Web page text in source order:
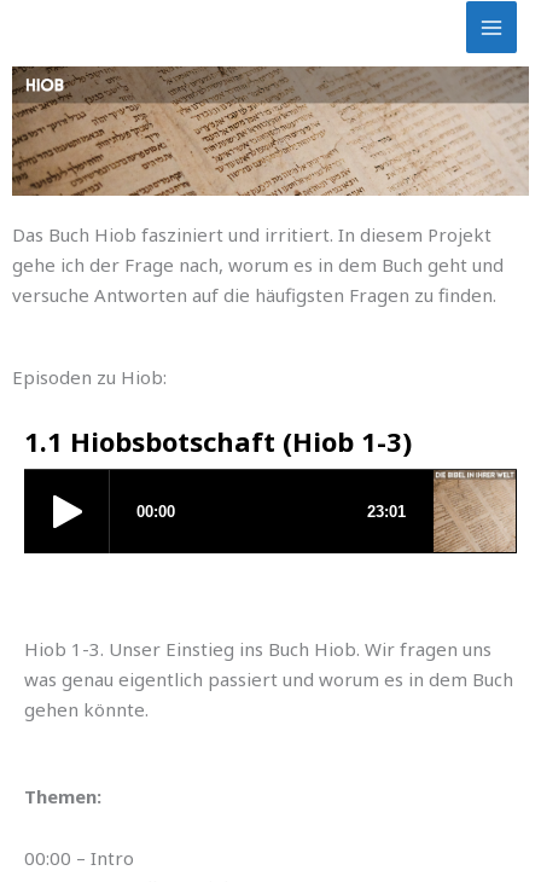
content
Das Buch Hiob fasziniert und irritiert. In diesem Projekt
gehe ich der Frage nach, worum es in dem Buch geht und
versuche Antworten auf die häufigsten Fragen zu finden.
Episoden zu Hiob:
1.1 Hiobsbotschaft (Hiob 1-3)
Hiob 1-3. Unser Einstieg ins Buch Hiob. Wir fragen uns
was genau eigentlich passiert und worum es in dem Buch
gehen könnte.
Themen:
00:00 – Intro